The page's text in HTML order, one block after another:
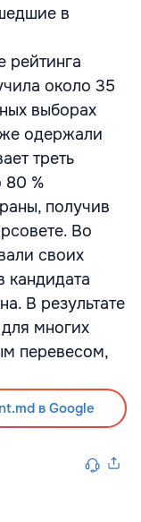
в
рейтинга
около 35
выборах
одержали
треть
80 %
получив
Во
своих
кандидата
В результате
многих
перевесом,
в Google